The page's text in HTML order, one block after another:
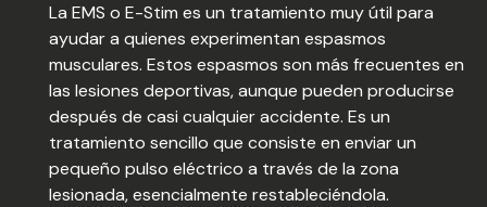
La EMS o E-Stim es un tratamiento muy útil para
ayudar a quienes experimentan espasmos
musculares. Estos espasmos son más frecuentes en
las lesiones deportivas, aunque pueden producirse
después de casi cualquier accidente. Es un
tratamiento sencillo que consiste en enviar un
pequeño pulso eléctrico a través de la zona
lesionada, esencialmente restableciéndola.